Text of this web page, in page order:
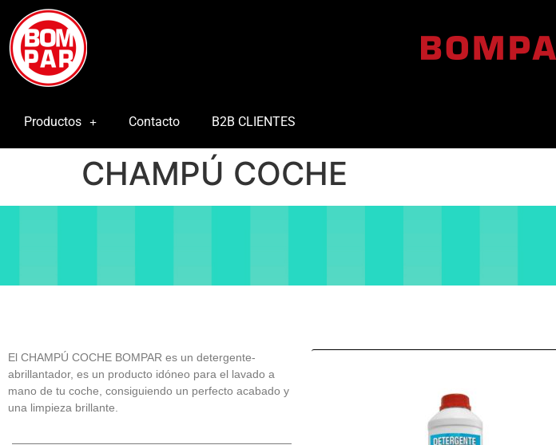
Productos Contacto B2B CLIENTES
CHAMPÚ COCHE
COCHE
El CHAMPÚ COCHE BOMPAR es un detergente-
abrillantador, es un producto idóneo para el lavado a
mano de tu coche, consiguiendo un perfecto acabado y
una limpieza brillante.